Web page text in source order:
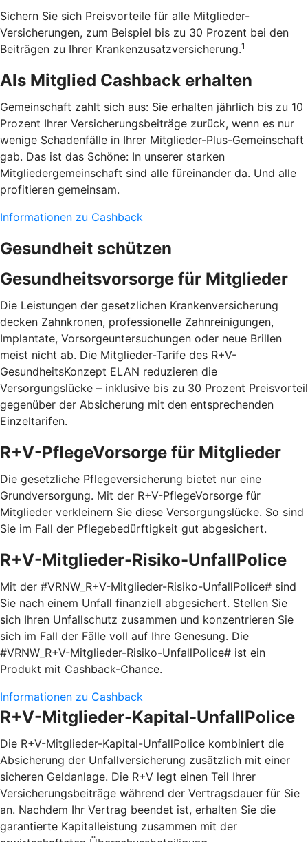
Sichern Sie sich Preisvorteile für alle Mitglieder-
Versicherungen, zum Beispiel bis zu 30 Prozent bei den
Beiträgen zu Ihrer Krankenzusatzversicherung.1
Als Mitglied Cashback erhalten
Gemeinschaft zahlt sich aus: Sie erhalten jährlich bis zu 10
Prozent Ihrer Versicherungsbeiträge zurück, wenn es nur
wenige Schadenfälle in Ihrer Mitglieder-Plus-Gemeinschaft
gab. Das ist das Schöne: In unserer starken
Mitgliedergemeinschaft sind alle füreinander da. Und alle
profitieren gemeinsam.
Informationen zu Cashback
Gesundheit schützen
Gesundheitsvorsorge für Mitglieder
Die Leistungen der gesetzlichen Krankenversicherung
decken Zahnkronen, professionelle Zahnreinigungen,
Implantate, Vorsorgeuntersuchungen oder neue Brillen
meist nicht ab. Die Mitglieder-Tarife des R+V-
GesundheitsKonzept ELAN reduzieren die
Versorgungslücke – inklusive bis zu 30 Prozent Preis­vorteil
gegenüber der Absicherung mit den entspre­chenden
Einzel­tarifen.
R+V-PflegeVorsorge für Mitglieder
Die gesetzliche Pflegeversicherung bietet nur eine
Grundversorgung. Mit der R+V-PflegeVorsorge für
Mitglieder verkleinern Sie diese Versorgungslücke. So sind
Sie im Fall der Pflegebedürftigkeit gut abgesichert.
R+V-Mitglieder-Risiko-UnfallPolice
Mit der #VRNW_R+V-Mitglieder-Risiko-UnfallPolice# sind
Sie nach einem Unfall finanziell abgesichert. Stellen Sie
sich Ihren Unfallschutz zusammen und konzentrieren Sie
sich im Fall der Fälle voll auf Ihre Genesung. Die
#VRNW_R+V-Mitglieder-Risiko-UnfallPolice# ist ein
Produkt mit Cashback-Chance.
Informationen zu Cashback
R+V-Mitglieder-Kapital-UnfallPolice
Die R+V-Mitglieder-Kapital-UnfallPolice kombiniert die
Absicherung der Unfallversicherung zusätzlich mit einer
sicheren Geldanlage. Die R+V legt einen Teil Ihrer
Versicherungsbeiträge während der Vertragsdauer für Sie
an. Nachdem Ihr Vertrag beendet ist, erhalten Sie die
garantierte Kapitalleistung zusammen mit der